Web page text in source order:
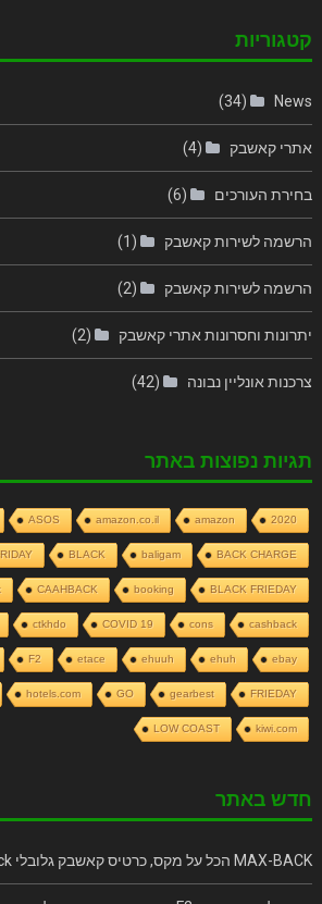
קטגוריות
News
(34)
אתרי קאשבק (4)
בחירת העורכים (6)
הרשמה לשירות קאשבק (1)
הרשמה לשירות קאשבק (2)
יתרונות וחסרונות אתרי קאשבק (2)
צרכנות אונליין נבונה (42)
תגיות נפוצות באתר
2020
amazon
amazon.co.il
ASOS
BACK CHARGE
baligam
BLACK
BLACK FRIEDAY
booking
CAAHBACK
cashback
cons
COVID 19
ctkhdo
ebay
ehuh
ehuuh
etace
F2
FRIEDAY
gearbest
GO
hotels.com
kiwi.com
LOW COAST
חדש באתר
MAX-BACK הכל על מקס, כרטיס קאשבק גלובלי Total Pay Back